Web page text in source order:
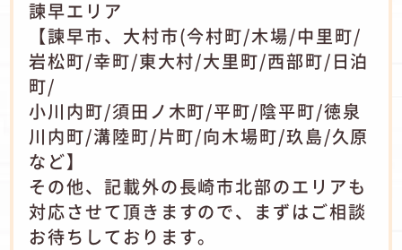
諫早エリア
【諫早市、大村市(今村町/木場/中里町/
岩松町/幸町/東大村/大里町/西部町/日泊
町/
小川内町/須田ノ木町/平町/陰平町/徳泉
川内町/溝陸町/片町/向木場町/玖島/久原
など】
その他、記載外の長崎市北部のエリアも
対応させて頂きますので、まずはご相談
お待ちしております。